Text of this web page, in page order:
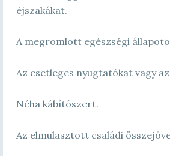
éjszakákat.
A megromlott egészségi
Az esetleges nyugtatókat vagy
Néha kábítószert.
Az elmulasztott családi